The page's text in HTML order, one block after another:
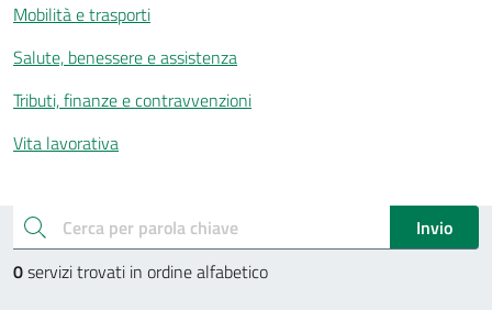
Mobilità e trasporti
Salute, benessere e assistenza
Tributi, finanze e contravvenzioni
Vita lavorativa
Esplora tutti i servizi
cerca
Invio
0servizi trovati in ordine alfabetico